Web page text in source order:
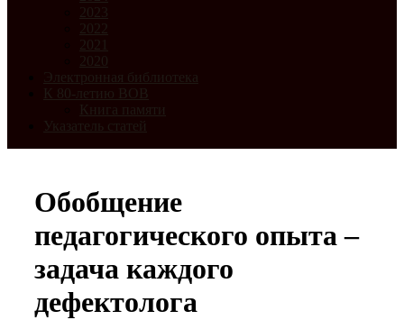
2023
2022
2021
2020
Электронная библиотека
К 80-летию ВОВ
Книга памяти
Указатель статей
Обобщение
педагогического опыта –
задача каждого
дефектолога